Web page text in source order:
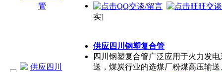
实]
供应四川钢塑复合管
四川钢塑复合管广泛应用于火力发
送，煤炭行业的选煤厂粉煤高压输送